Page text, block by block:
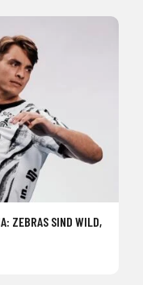
ZEBRAS SIND WILD,